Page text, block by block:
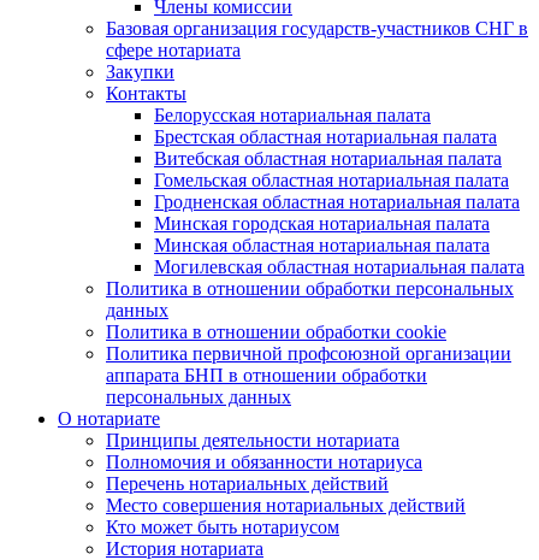
Члены комиссии
Базовая организация государств-участников СНГ в
сфере нотариата
Закупки
Контакты
Белорусская нотариальная палата
Брестская областная нотариальная палата
Витебская областная нотариальная палата
Гомельская областная нотариальная палата
Гродненская областная нотариальная палата
Минская городская нотариальная палата
Минская областная нотариальная палата
Могилевская областная нотариальная палата
Политика в отношении обработки персональных
данных
Политика в отношении обработки cookie
Политика первичной профсоюзной организации
аппарата БНП в отношении обработки
персональных данных
О нотариате
Принципы деятельности нотариата
Полномочия и обязанности нотариуса
Перечень нотариальных действий
Место совершения нотариальных действий
Кто может быть нотариусом
История нотариата